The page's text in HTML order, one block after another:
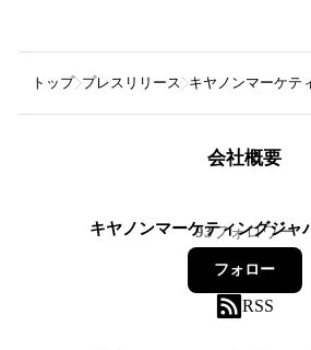
トップ プレスリリース キヤノンマーケテ
会社概要
キヤノンマーケティングジャ
93フォロワー
フォロー
RSS